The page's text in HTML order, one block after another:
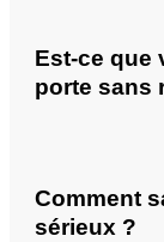
Est-ce que
porte sans
Comment
sérieux ?